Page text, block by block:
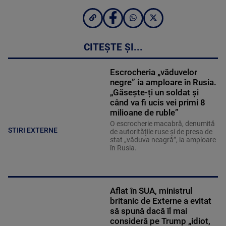
CITEȘTE ȘI...
STIRI EXTERNE
Escrocheria „văduvelor
negre” ia amploare în Rusia.
„Găsește-ți un soldat și
când va fi ucis vei primi 8
milioane de ruble”
O escrocherie macabră, denumită
de autoritățile ruse și de presa de
stat „văduva neagră”, ia amploare
în Rusia.
Aflat în SUA, ministrul
britanic de Externe a evitat
să spună dacă îl mai
consideră pe Trump „idiot,